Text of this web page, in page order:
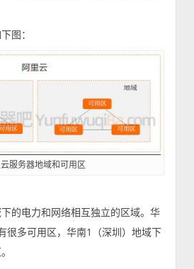
图：
服务器地域和可用区
的电力和网络相互独立的区域。华
很多可用区，华南1（深圳）地域下